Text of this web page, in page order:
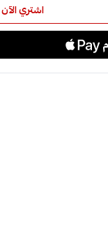
اشتري الآن